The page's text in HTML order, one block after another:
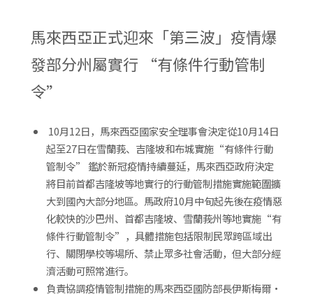
馬來西亞正式迎來「第三波」疫情爆
發部分州屬實行 “有條件行動管制
令”
10月12日，馬來西亞國家安全理事會決定從10月14日
起至27日在雪蘭莪、吉隆坡和布城實施“有條件行動
管制令” 鑑於新冠疫情持續蔓延，馬來西亞政府決定
將目前首都吉隆坡等地實行的行動管制措施實施範圍擴
大到國內大部分地區。馬政府10月中旬起先後在疫情惡
化較快的沙巴州、首都吉隆坡、雪蘭莪州等地實施“有
條件行動管制令”，具體措施包括限制民眾跨區域出
行、關閉學校等場所、禁止眾多社會活動，但大部分經
濟活動可照常進行。
負責協調疫情管制措施的馬來西亞國防部長伊斯梅爾·